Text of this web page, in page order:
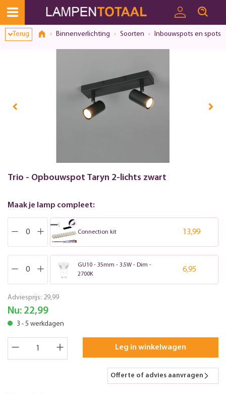
Terug Binnenverlichting Soorten Inbouwspots en spots
Trio - Opbouwspot Taryn 2-lichts zwart
Maak je lamp compleet:
Connection kit 13,99
GU10 - 35mm - 3.5W - Dim -
2700K
6,95
Adviesprijs: 29,99
Nu: 22,99
3 - 5 werkdagen
Leg in winkelwagen
Offerte of advies aanvragen